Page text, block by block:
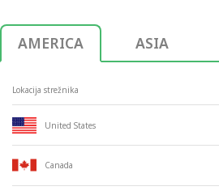
AMERICA ASIA
Lokacija strežnika
United States
Canada